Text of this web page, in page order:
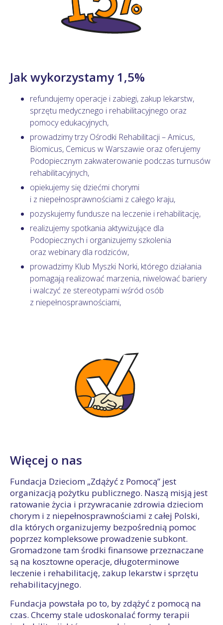
Jak wykorzystamy 1,5%
refundujemy operacje i zabiegi, zakup lekarstw,
sprzętu medycznego i rehabilitacyjnego oraz
pomocy edukacyjnych,
prowadzimy trzy Ośrodki Rehabilitacji – Amicus,
Biomicus, Cemicus w Warszawie oraz oferujemy
Podopiecznym zakwaterowanie podczas turnusów
rehabilitacyjnych,
opiekujemy się dziećmi chorymi
i z niepełnosprawnościami z całego kraju,
pozyskujemy fundusze na leczenie i rehabilitację,
realizujemy spotkania aktywizujące dla
Podopiecznych i organizujemy szkolenia
oraz webinary dla rodziców,
prowadzimy Klub Myszki Norki, którego działania
pomagają realizować marzenia, niwelować bariery
i walczyć ze stereotypami wśród osób
z niepełnosprawnościami,
Więcej o nas
Fundacja Dzieciom „Zdążyć z Pomocą” jest
organizacją pożytku publicznego. Naszą misją jest
ratowanie życia i przywracanie zdrowia dzieciom
chorym i z niepełnosprawnościami z całej Polski,
dla których organizujemy bezpośrednią pomoc
poprzez kompleksowe prowadzenie subkont.
Gromadzone tam środki finansowe przeznaczane
są na kosztowne operacje, długoterminowe
leczenie i rehabilitację, zakup lekarstw i sprzętu
rehabilitacyjnego.
Fundacja powstała po to, by zdążyć z pomocą na
czas. Chcemy stale udoskonalać formy terapii